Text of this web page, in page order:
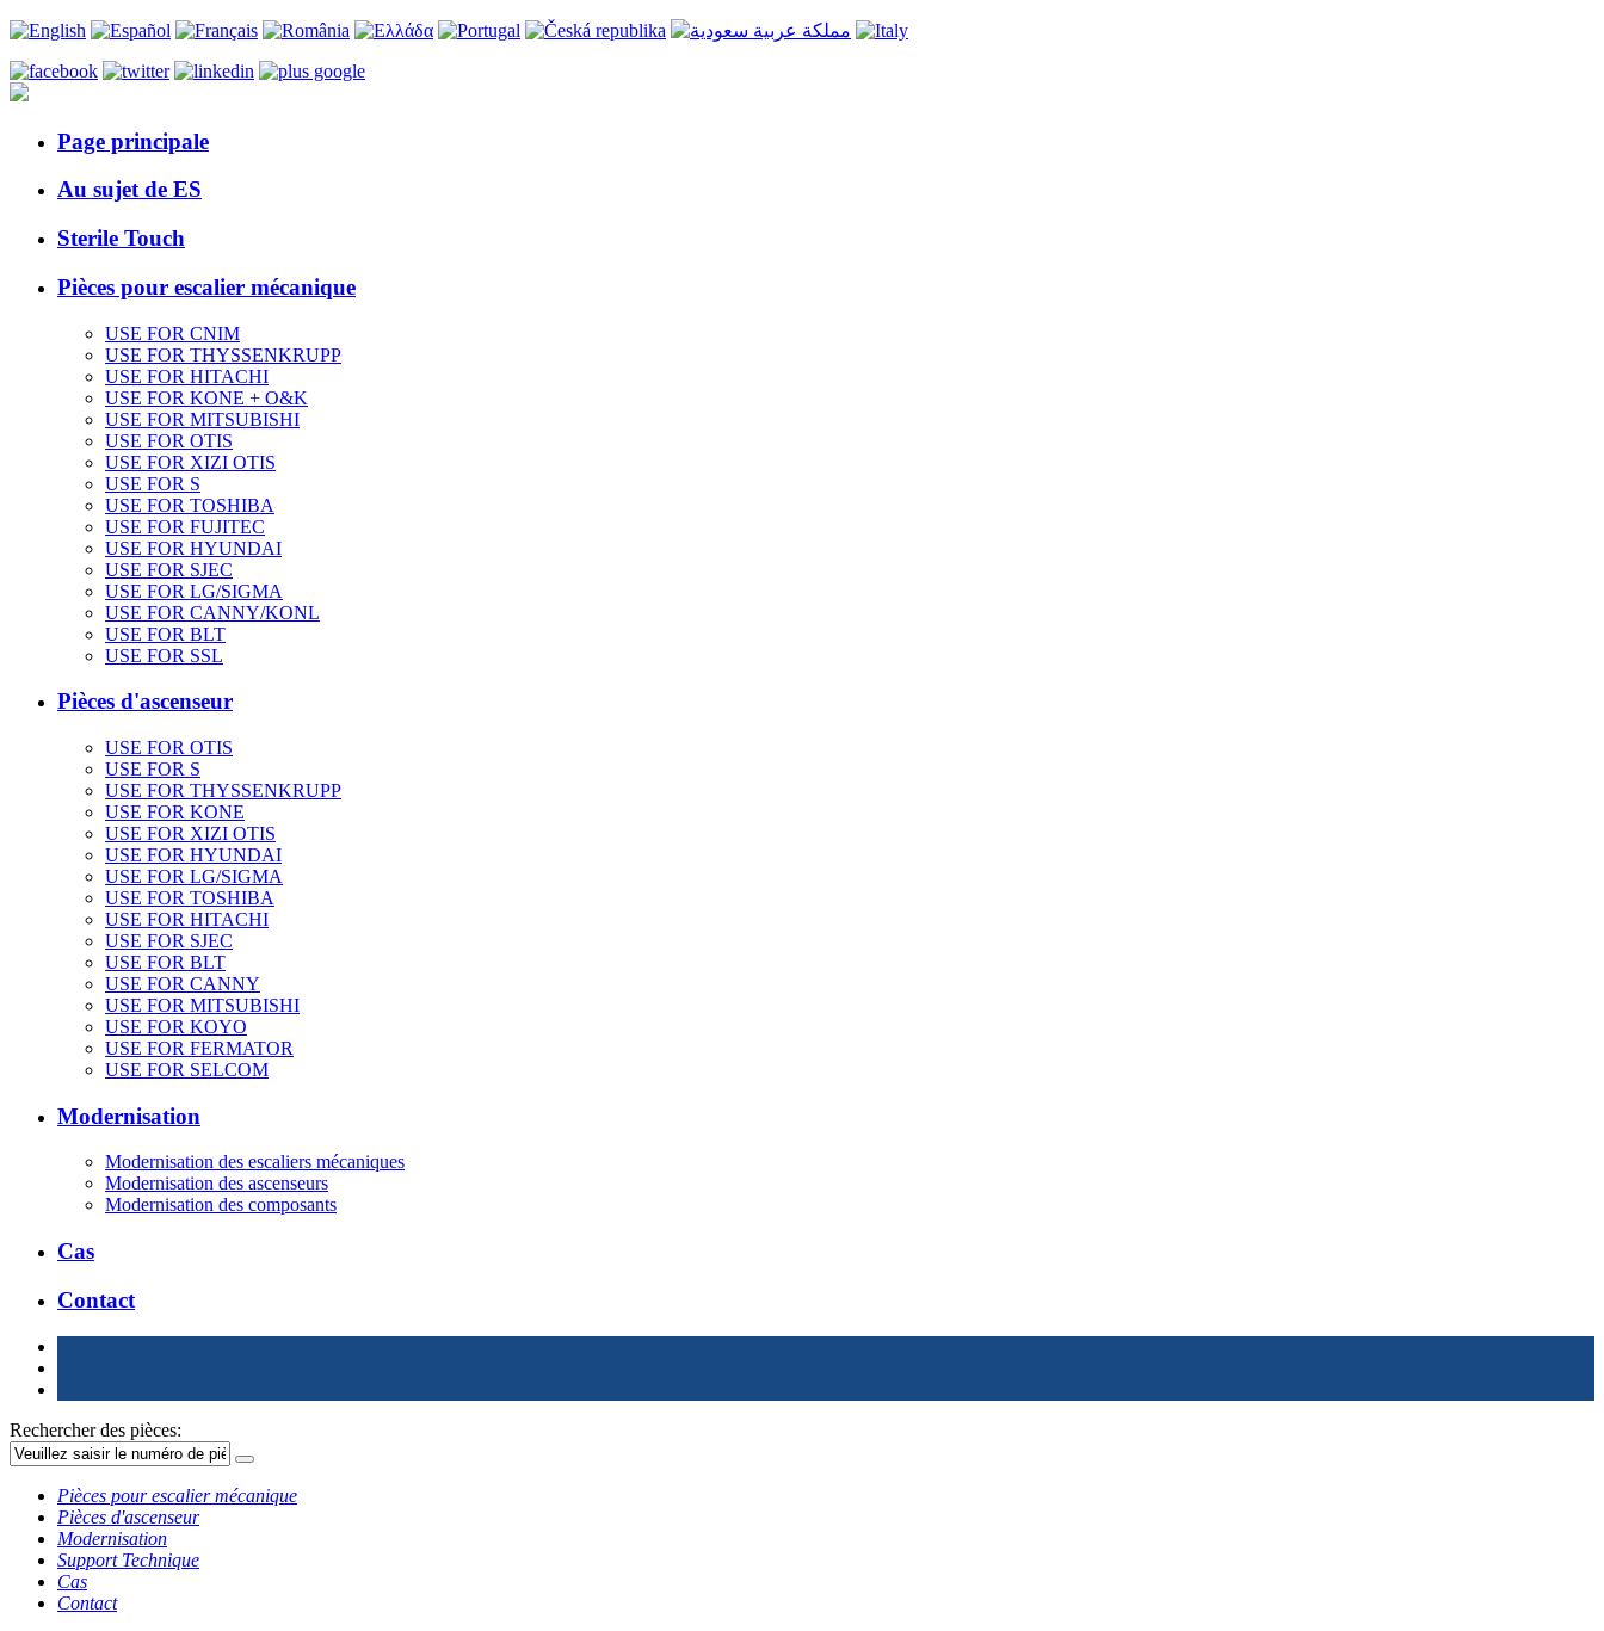
Page principale
Au sujet de ES
Sterile Touch
Pièces pour escalier mécanique
USE FOR CNIM
USE FOR THYSSENKRUPP
USE FOR HITACHI
USE FOR KONE + O&K
USE FOR MITSUBISHI
USE FOR OTIS
USE FOR XIZI OTIS
USE FOR S
USE FOR TOSHIBA
USE FOR FUJITEC
USE FOR HYUNDAI
USE FOR SJEC
USE FOR LG/SIGMA
USE FOR CANNY/KONL
USE FOR BLT
USE FOR SSL
Pièces d'ascenseur
USE FOR OTIS
USE FOR S
USE FOR THYSSENKRUPP
USE FOR KONE
USE FOR XIZI OTIS
USE FOR HYUNDAI
USE FOR LG/SIGMA
USE FOR TOSHIBA
USE FOR HITACHI
USE FOR SJEC
USE FOR BLT
USE FOR CANNY
USE FOR MITSUBISHI
USE FOR KOYO
USE FOR FERMATOR
USE FOR SELCOM
Modernisation
Modernisation des escaliers mécaniques
Modernisation des ascenseurs
Modernisation des composants
Cas
Contact
Rechercher des pièces:
Pièces pour escalier mécanique
Pièces d'ascenseur
Modernisation
Support Technique
Cas
Contact